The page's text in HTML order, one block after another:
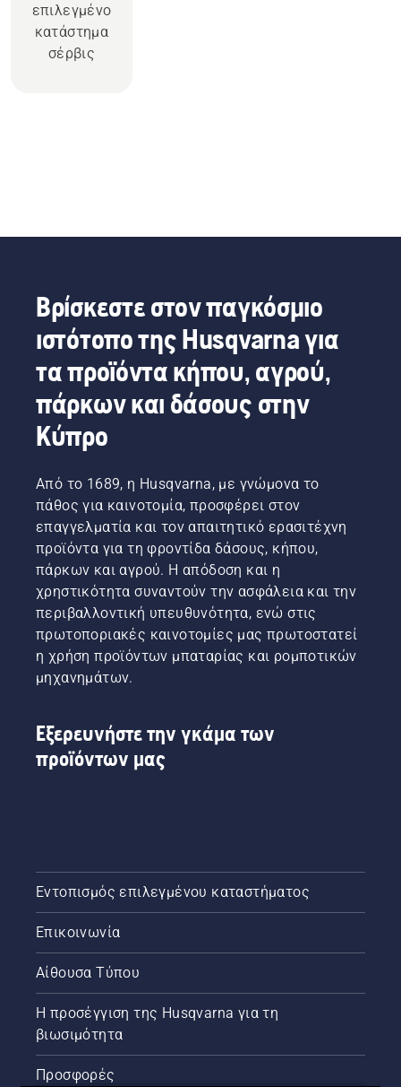
επιλεγμένο
κατάστημα
σέρβις
Βρίσκεστε στον παγκόσμιο
ιστότοπο της Husqvarna για
τα προϊόντα κήπου, αγρού,
πάρκων και δάσους στην
Κύπρο
Από το 1689, η Husqvarna, με γνώμονα το
πάθος για καινοτομία, προσφέρει στον
επαγγελματία και τον απαιτητικό ερασιτέχνη
προϊόντα για τη φροντίδα δάσους, κήπου,
πάρκων και αγρού. Η απόδοση και η
χρηστικότητα συναντούν την ασφάλεια και την
περιβαλλοντική υπευθυνότητα, ενώ στις
πρωτοποριακές καινοτομίες μας πρωτοστατεί
η χρήση προϊόντων μπαταρίας και ρομποτικών
μηχανημάτων.
Εξερευνήστε την γκάμα των
προϊόντων μας
Εντοπισμός επιλεγμένου καταστήματος
Επικοινωνία
Αίθουσα Τύπου
Η προσέγγιση της Husqvarna για τη
βιωσιμότητα
Προσφορές